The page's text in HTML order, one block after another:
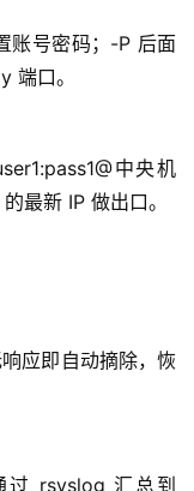
账号密码；-P 后面
端口。
中央机
最新 IP 做出口。
应即自动摘除，恢
rsyslog 汇总到